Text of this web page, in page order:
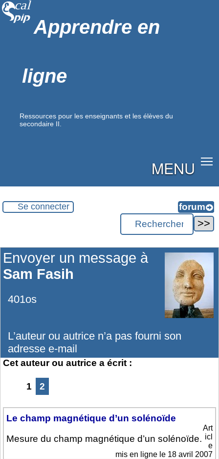
Apprendre en
ligne
Ressources pour les enseignants et les élèves du
secondaire II.
MENU
Se connecter
Envoyer un message à
Sam Fasih
401os
L’auteur ou autrice n’a pas fourni son
adresse e-mail
Cet auteur ou autrice a écrit :
1 2
Le champ magnétique d’un solénoïde
Mesure du champ magnétique d’un solénoïde.
Art
icl
e
mis en ligne le 18 avril 2007